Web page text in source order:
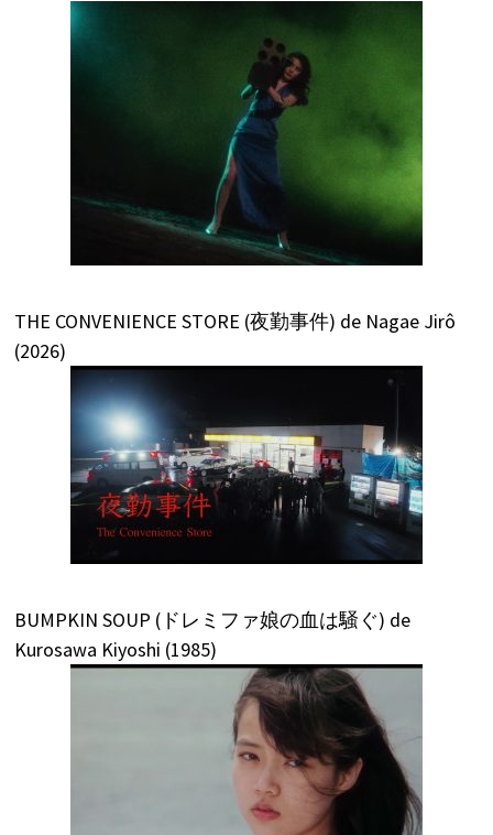
THE CONVENIENCE STORE (夜勤事件) de Nagae Jirô
(2026)
BUMPKIN SOUP (ドレミファ娘の血は騒ぐ) de
Kurosawa Kiyoshi (1985)